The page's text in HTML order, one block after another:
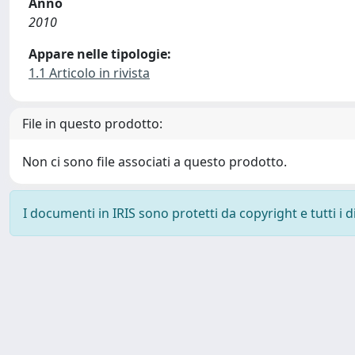
2010
Appare nelle tipologie:
1.1 Articolo in rivista
File in questo prodotto:
Non ci sono file associati a questo prodotto.
I documenti in IRIS sono protetti da copyright e tutti i